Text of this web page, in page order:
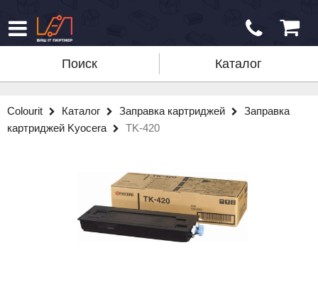
Поиск Каталог
Colourit Каталог Заправка картриджей
Заправка
картриджей Kyocera
TK-420